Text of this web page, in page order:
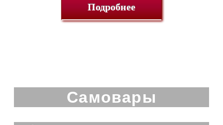
Подробнее
Самовары